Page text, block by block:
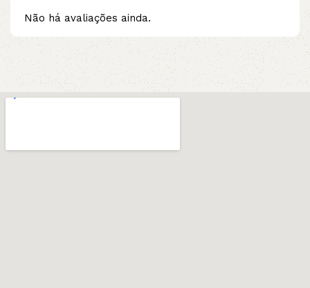
Não há avaliações ainda.